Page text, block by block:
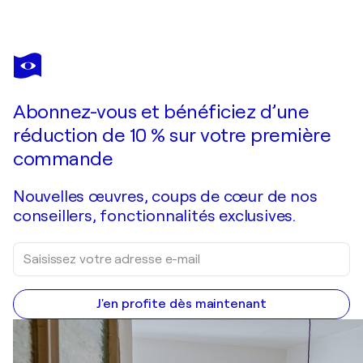
SALVADOR DALÍ
Les limbes, Bois gravé original
Abonnez-vous et bénéficiez d’une
réduction de 10 % sur votre première
commande
Nouvelles œuvres, coups de cœur de nos
conseillers, fonctionnalités exclusives.
J'en profite dès maintenant